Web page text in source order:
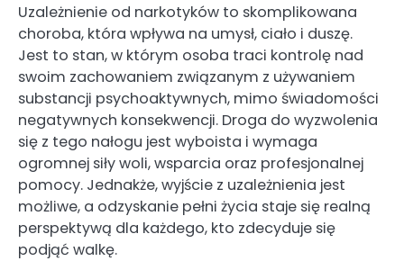
Uzależnienie od narkotyków to skomplikowana
choroba, która wpływa na umysł, ciało i duszę.
Jest to stan, w którym osoba traci kontrolę nad
swoim zachowaniem związanym z używaniem
substancji psychoaktywnych, mimo świadomości
negatywnych konsekwencji. Droga do wyzwolenia
się z tego nałogu jest wyboista i wymaga
ogromnej siły woli, wsparcia oraz profesjonalnej
pomocy. Jednakże, wyjście z uzależnienia jest
możliwe, a odzyskanie pełni życia staje się realną
perspektywą dla każdego, kto zdecyduje się
podjąć walkę.